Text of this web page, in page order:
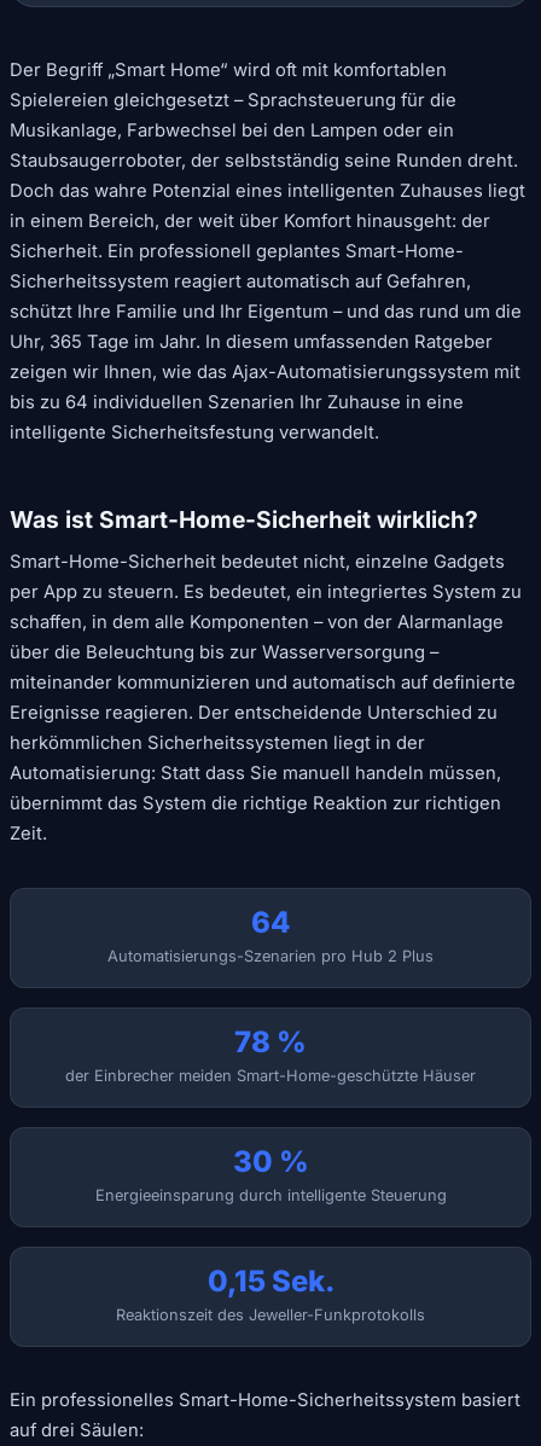
Der Begriff „Smart Home“ wird oft mit komfortablen
Spielereien gleichgesetzt – Sprachsteuerung für die
Musikanlage, Farbwechsel bei den Lampen oder ein
Staubsaugerroboter, der selbstständig seine Runden dreht.
Doch das wahre Potenzial eines intelligenten Zuhauses liegt
in einem Bereich, der weit über Komfort hinausgeht: der
Sicherheit. Ein professionell geplantes Smart-Home-
Sicherheitssystem reagiert automatisch auf Gefahren,
schützt Ihre Familie und Ihr Eigentum – und das rund um die
Uhr, 365 Tage im Jahr. In diesem umfassenden Ratgeber
zeigen wir Ihnen, wie das Ajax-Automatisierungssystem mit
bis zu 64 individuellen Szenarien Ihr Zuhause in eine
intelligente Sicherheitsfestung verwandelt.
Was ist Smart-Home-Sicherheit wirklich?
Smart-Home-Sicherheit bedeutet nicht, einzelne Gadgets
per App zu steuern. Es bedeutet, ein integriertes System zu
schaffen, in dem alle Komponenten – von der Alarmanlage
über die Beleuchtung bis zur Wasserversorgung –
miteinander kommunizieren und automatisch auf definierte
Ereignisse reagieren. Der entscheidende Unterschied zu
herkömmlichen Sicherheitssystemen liegt in der
Automatisierung: Statt dass Sie manuell handeln müssen,
übernimmt das System die richtige Reaktion zur richtigen
Zeit.
64
Automatisierungs-Szenarien pro Hub 2 Plus
78 %
der Einbrecher meiden Smart-Home-geschützte Häuser
30 %
Energieeinsparung durch intelligente Steuerung
0,15 Sek.
Reaktionszeit des Jeweller-Funkprotokolls
Ein professionelles Smart-Home-Sicherheitssystem basiert
auf drei Säulen: